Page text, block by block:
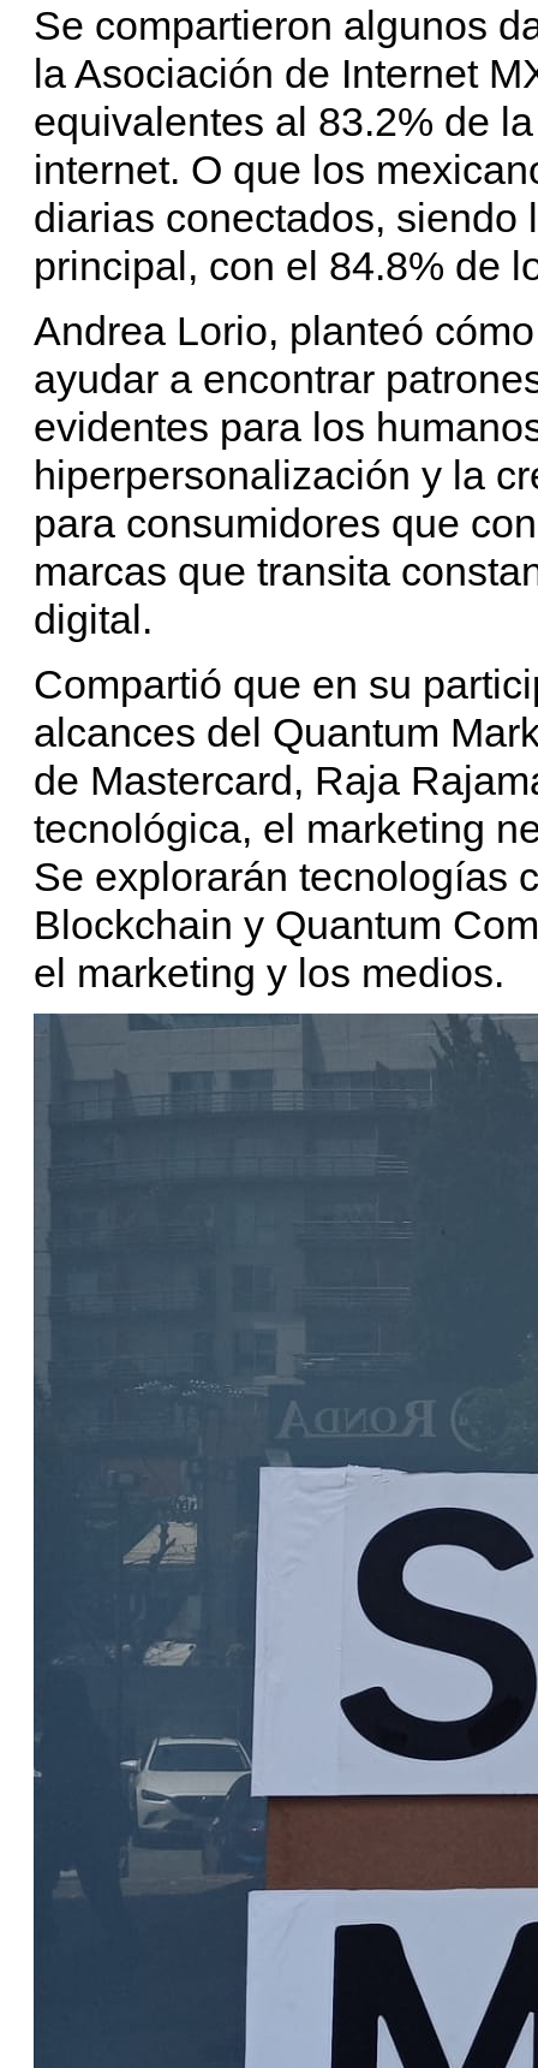
Se compartieron algunos
la Asociación de Internet
equivalentes al 83.2% de
internet. O que los
diarias conectados, siendo
principal, con el 84.8% de
Andrea Lorio, planteó
ayudar a encontrar
evidentes para los
hiperpersonalización y la
para consumidores que
marcas que transita
digital.
Compartió que en su
alcances del Quantum
de Mastercard, Raja
tecnológica, el marketing
Se explorarán tecnologías
Blockchain y Quantum
el marketing y los medios.